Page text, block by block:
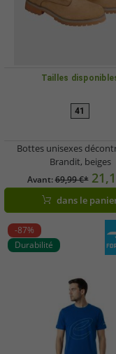
Tailles
41
Bottes unisexes
Brandit, beiges
Avant:69,99 €*
dans le
-87%
Durabilité